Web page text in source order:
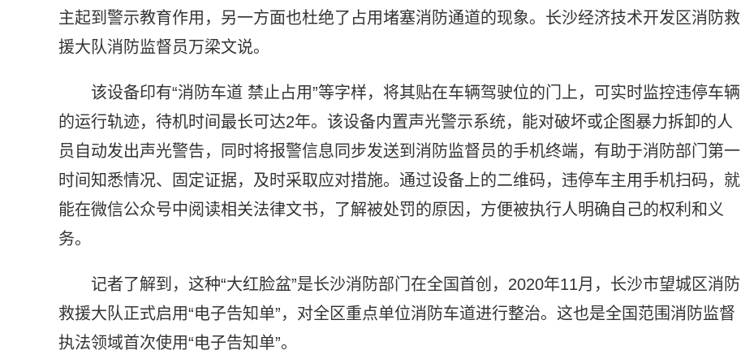
主起到警示教育作用，另一方面也杜绝了占用堵塞消防通道的现象。长沙经济技术开发区消防救
援大队消防监督员万梁文说。
该设备印有“消防车道 禁止占用”等字样，将其贴在车辆驾驶位的门上，可实时监控违停车辆
的运行轨迹，待机时间最长可达2年。该设备内置声光警示系统，能对破坏或企图暴力拆卸的人
员自动发出声光警告，同时将报警信息同步发送到消防监督员的手机终端，有助于消防部门第一
时间知悉情况、固定证据，及时采取应对措施。通过设备上的二维码，违停车主用手机扫码，就
能在微信公众号中阅读相关法律文书，了解被处罚的原因，方便被执行人明确自己的权利和义
务。
记者了解到，这种“大红脸盆”是长沙消防部门在全国首创，2020年11月，长沙市望城区消防
救援大队正式启用“电子告知单”，对全区重点单位消防车道进行整治。这也是全国范围消防监督
执法领域首次使用“电子告知单”。